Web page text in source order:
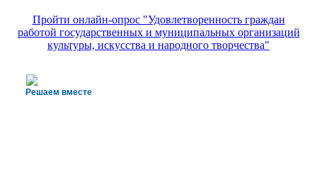
Пройти онлайн-опрос "Удовлетворенность граждан
работой государственных и муниципальных организаций
культуры, искусства и народного творчества"
Решаем вместе